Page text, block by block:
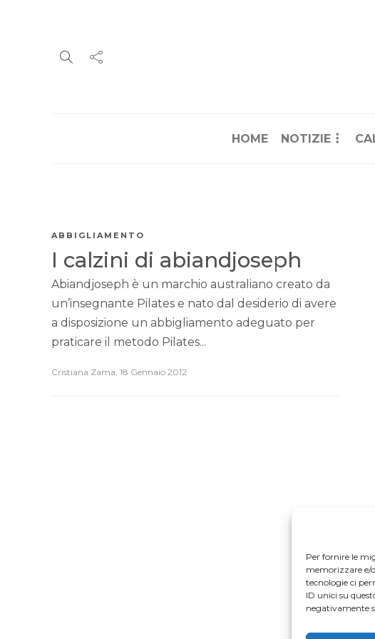
Per fornire le
memorizzare e/
tecnologie ci
ID unici su
negativamente
HOME NOTIZIE
ABBIGLIAMENTO
I calzini di abiandjoseph
Abiandjoseph è un marchio australiano creato da
un’insegnante Pilates e nato dal desiderio di avere
a disposizione un abbigliamento adeguato per
praticare il metodo Pilates...
Cristiana Zama, 18 Gennaio 2012